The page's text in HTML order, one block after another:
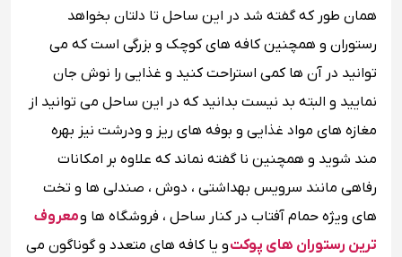
همان طور که گفته شد در این ساحل تا دلتان بخواهد
رستوران و همچنین کافه های کوچک و بزرگی است که می
توانید در آن ها کمی استراحت کنید و غذایی را نوش جان
نمایید و البته بد نیست بدانید که در این ساحل می توانید از
مغازه های مواد غذایی و بوفه های ریز و ودرشت نیز بهره
مند شوید و همچنین نا گفته نماند که علاوه بر امکانات
رفاهی مانند سرویس بهداشتی ، دوش ، صندلی ها و تخت
های ویژه حمام آفتاب در کنار ساحل ، فروشگاه ها ومعروف
ترین رستوران های پوکتو یا کافه های متعدد و گوناگون می